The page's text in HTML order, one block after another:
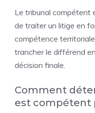
Le tribunal compétent
de traiter un litige en
compétence
trancher le différend
décision finale.
Comment
est compétent